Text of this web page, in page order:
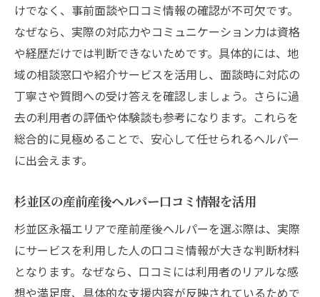
けでなく、事前面談や口コミ情報の確認が不可欠です。
なぜなら、実際の対応力やコミュニケーション力は資格
や経歴だけでは判断できないためです。具体的には、地
域の相談窓口や紹介サービスを活用し、面談時に対応の
丁寧さや質問への受け答えを確認しましょう。さらに過
去の利用者の評価や体験談も参考になります。これらを
総合的に見極めることで、安心して任せられるヘルパー
に出会えます。
杉並区の産前産後ヘルパー口コミ情報を活用
杉並区永福エリアで産前産後ヘルパーを選ぶ際は、実際
にサービスを利用した人の口コミ情報が大きな判断材料
となります。なぜなら、口コミには利用者のリアルな感
想や満足度、具体的な支援内容が反映されているためで